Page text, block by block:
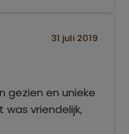
31 juli 2019
gezien en unieke
vriendelijk,